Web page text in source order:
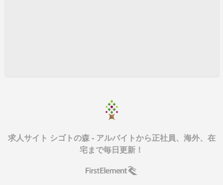
求人サイト シゴトの森 - アルバイトから正社員、海外、在
宅まで毎日更新！